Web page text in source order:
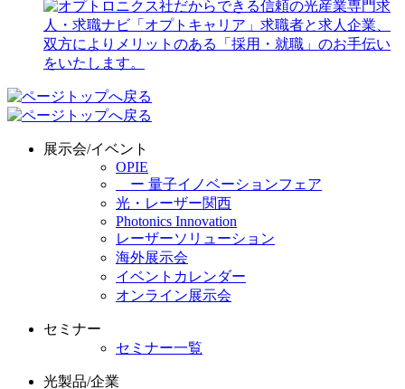
展示会/イベント
OPIE
ー 量子イノベーションフェア
光・レーザー関西
Photonics Innovation
レーザーソリューション
海外展示会
イベントカレンダー
オンライン展示会
セミナー
セミナー一覧
光製品/企業